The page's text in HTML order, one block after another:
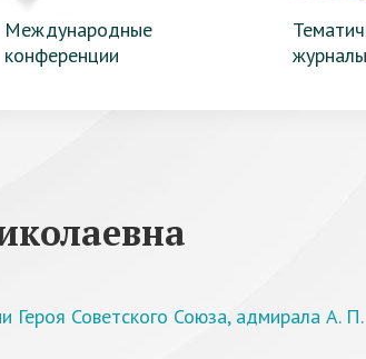
Международные
конференции
журналы
Советского Союза, адмирала А.